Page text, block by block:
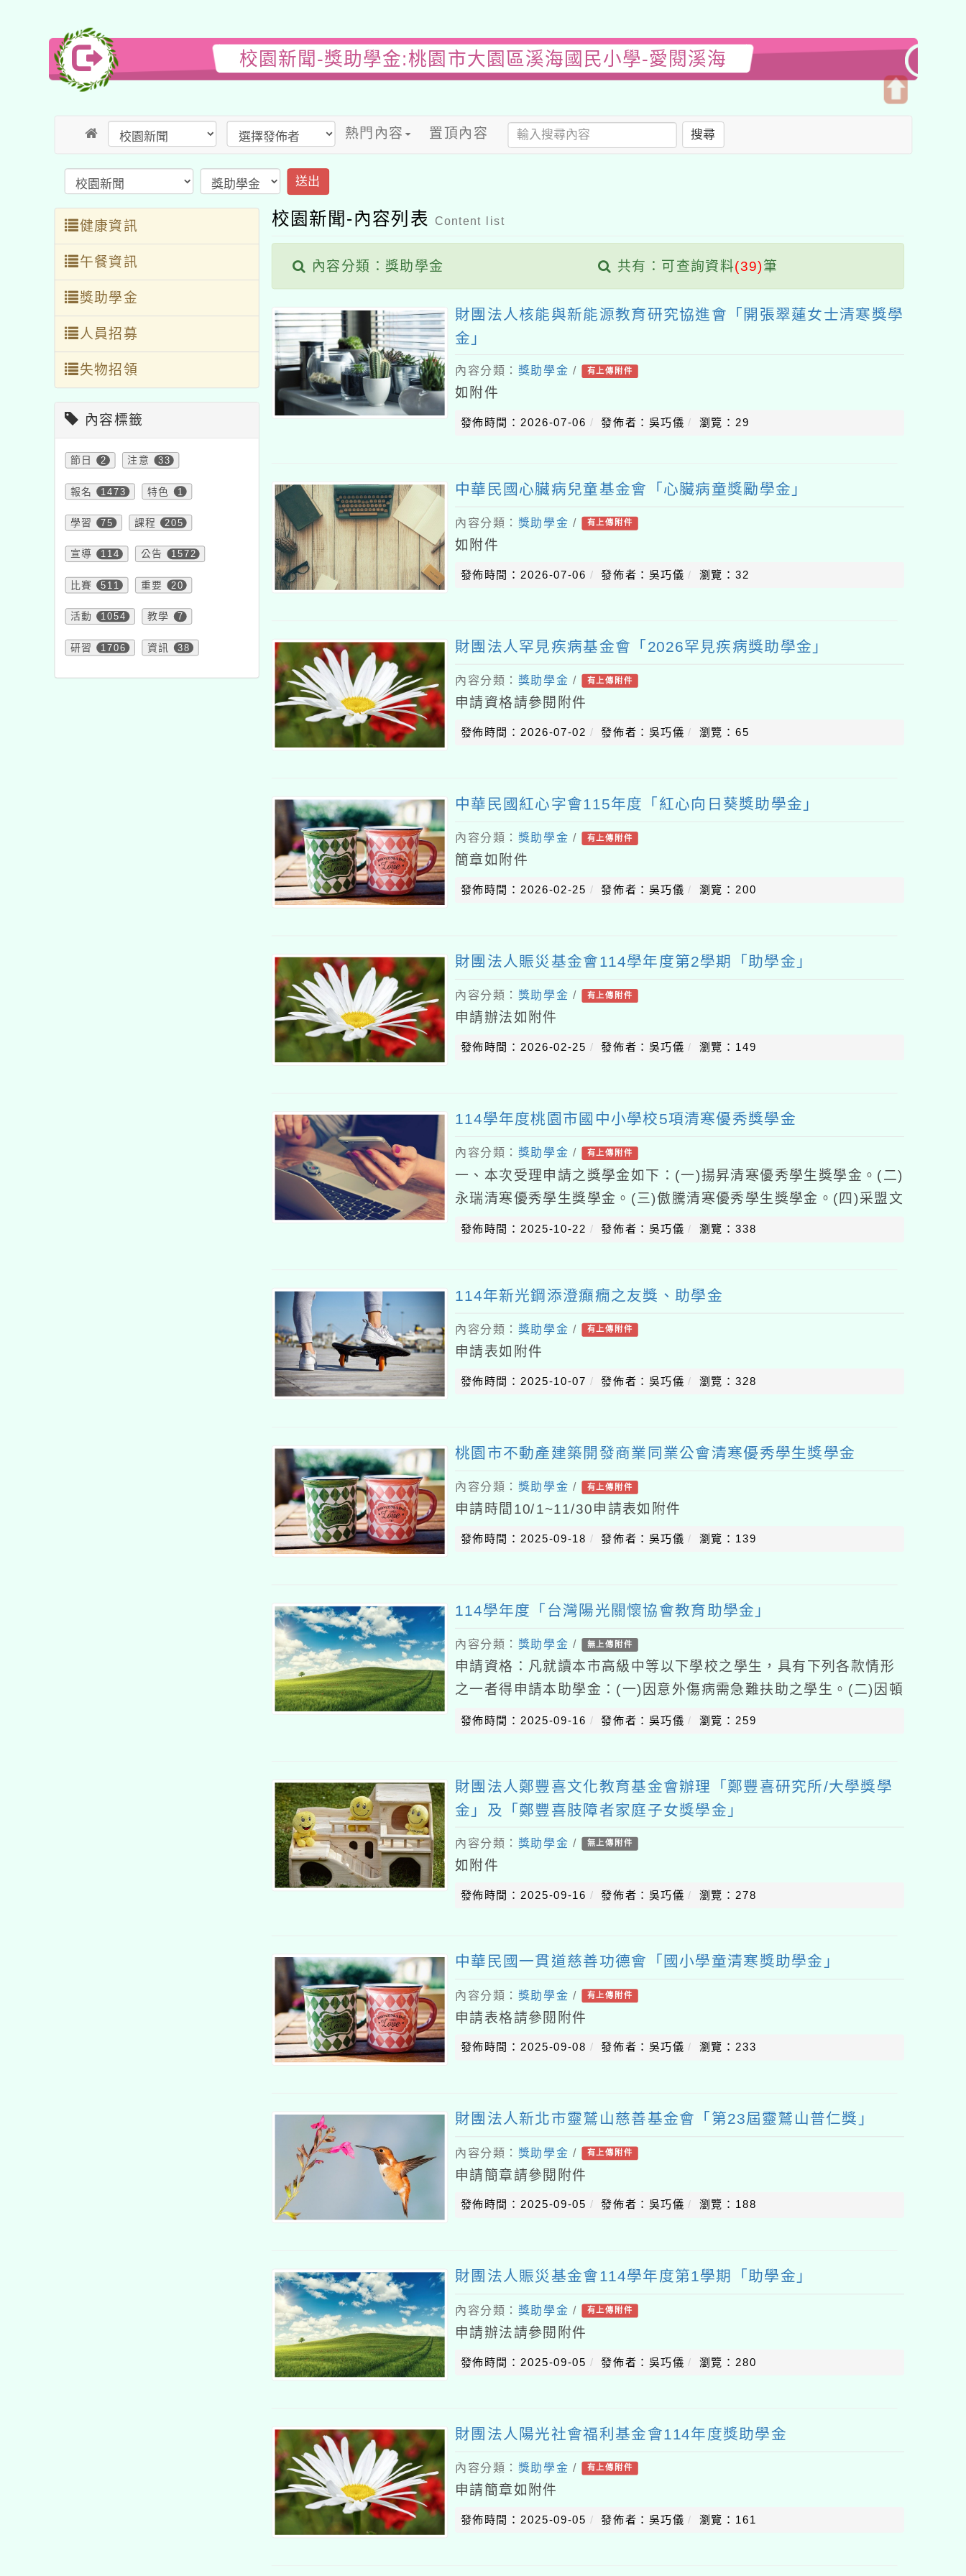
校園新聞-獎助學金:桃園市大園區溪海國民小學-愛閱溪海
熱門內容 置頂內容 搜尋
送出
健康資訊
午餐資訊
獎助學金
人員招募
失物招領
內容標籤
節日 2 注意 33
報名 1473 特色 1
學習 75 課程 205
宣導 114 公告 1572
比賽 511 重要 20
活動 1054 教學 7
研習 1706 資訊 38
校園新聞-內容列表 Content list
內容分類：獎助學金 共有：可查詢資料(39)筆
財團法人核能與新能源教育研究協進會「開張翠蓮女士清寒獎學
金」
內容分類： 獎助學金 / 有上傳附件
如附件
發佈時間：2026-07-06 發佈者：吳巧儀 瀏覽：29
中華民國心臟病兒童基金會「心臟病童獎勵學金」
內容分類： 獎助學金 / 有上傳附件
如附件
發佈時間：2026-07-06 發佈者：吳巧儀 瀏覽：32
財團法人罕見疾病基金會「2026罕見疾病獎助學金」
內容分類： 獎助學金 / 有上傳附件
申請資格請參閱附件
發佈時間：2026-07-02 發佈者：吳巧儀 瀏覽：65
中華民國紅心字會115年度「紅心向日葵獎助學金」
內容分類： 獎助學金 / 有上傳附件
簡章如附件
發佈時間：2026-02-25 發佈者：吳巧儀 瀏覽：200
財團法人賑災基金會114學年度第2學期「助學金」
內容分類： 獎助學金 / 有上傳附件
申請辦法如附件
發佈時間：2026-02-25 發佈者：吳巧儀 瀏覽：149
114學年度桃園市國中小學校5項清寒優秀獎學金
內容分類： 獎助學金 / 有上傳附件
一、本次受理申請之獎學金如下：(一)揚昇清寒優秀學生獎學金。(二)
永瑞清寒優秀學生獎學金。(三)傲騰清寒優秀學生獎學金。(四)采盟文
教基金會清寒優秀學生獎學金。(五)沈周阿蘭女士優秀學生獎學金(限
發佈時間：2025-10-22 發佈者：吳巧儀 瀏覽：338
114年新光鋼添澄癲癇之友獎、助學金
內容分類： 獎助學金 / 有上傳附件
申請表如附件
發佈時間：2025-10-07 發佈者：吳巧儀 瀏覽：328
桃園市不動產建築開發商業同業公會清寒優秀學生獎學金
內容分類： 獎助學金 / 有上傳附件
申請時間10/1~11/30申請表如附件
發佈時間：2025-09-18 發佈者：吳巧儀 瀏覽：139
114學年度「台灣陽光關懷協會教育助學金」
內容分類： 獎助學金 / 無上傳附件
申請資格：凡就讀本市高級中等以下學校之學生，具有下列各款情形
之一者得申請本助學金：(一)因意外傷病需急難扶助之學生。(二)因頓
失依靠需扶助之學生。(三)因生活困頓需扶助之學生。申請方式：符
發佈時間：2025-09-16 發佈者：吳巧儀 瀏覽：259
財團法人鄭豐喜文化教育基金會辦理「鄭豐喜研究所/大學獎學
金」及「鄭豐喜肢障者家庭子女獎學金」
內容分類： 獎助學金 / 無上傳附件
如附件
發佈時間：2025-09-16 發佈者：吳巧儀 瀏覽：278
中華民國一貫道慈善功德會「國小學童清寒獎助學金」
內容分類： 獎助學金 / 有上傳附件
申請表格請參閱附件
發佈時間：2025-09-08 發佈者：吳巧儀 瀏覽：233
財團法人新北市靈鷲山慈善基金會「第23屆靈鷲山普仁獎」
內容分類： 獎助學金 / 有上傳附件
申請簡章請參閱附件
發佈時間：2025-09-05 發佈者：吳巧儀 瀏覽：188
財團法人賑災基金會114學年度第1學期「助學金」
內容分類： 獎助學金 / 有上傳附件
申請辦法請參閱附件
發佈時間：2025-09-05 發佈者：吳巧儀 瀏覽：280
財團法人陽光社會福利基金會114年度獎助學金
內容分類： 獎助學金 / 有上傳附件
申請簡章如附件
發佈時間：2025-09-05 發佈者：吳巧儀 瀏覽：161